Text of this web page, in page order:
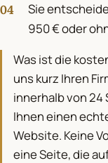
Sie
950 € oder
Was ist die
uns kurz Ihren
innerhalb von 24
Ihnen einen
Website. Keine
eine Seite, die